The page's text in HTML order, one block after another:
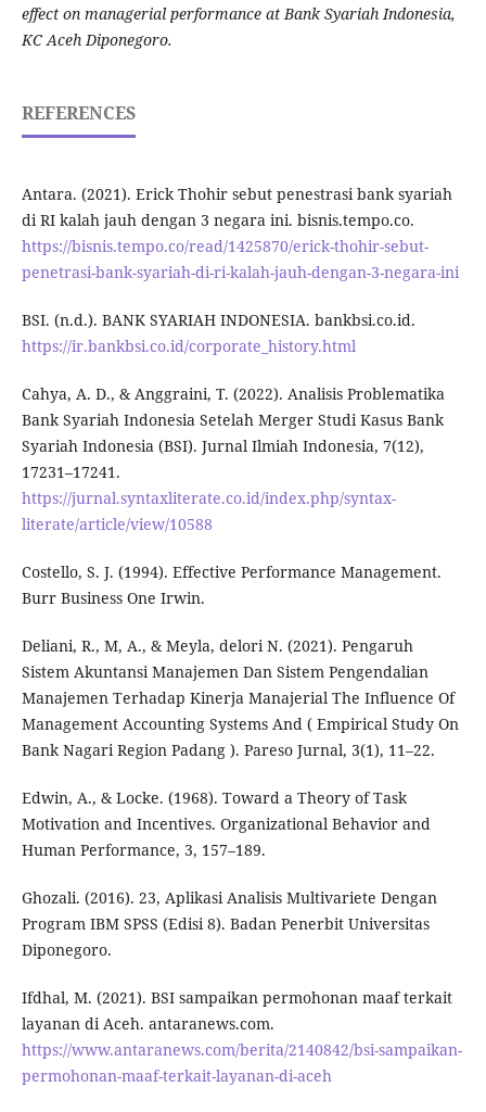
effect on managerial performance at Bank Syariah Indonesia,
KC Aceh Diponegoro.
REFERENCES
Antara. (2021). Erick Thohir sebut penestrasi bank syariah
di RI kalah jauh dengan 3 negara ini. bisnis.tempo.co.
https://bisnis.tempo.co/read/1425870/erick-thohir-sebut-
penetrasi-bank-syariah-di-ri-kalah-jauh-dengan-3-negara-ini
BSI. (n.d.). BANK SYARIAH INDONESIA. bankbsi.co.id.
https://ir.bankbsi.co.id/corporate_history.html
Cahya, A. D., & Anggraini, T. (2022). Analisis Problematika
Bank Syariah Indonesia Setelah Merger Studi Kasus Bank
Syariah Indonesia (BSI). Jurnal Ilmiah Indonesia, 7(12),
17231–17241.
https://jurnal.syntaxliterate.co.id/index.php/syntax-
literate/article/view/10588
Costello, S. J. (1994). Effective Performance Management.
Burr Business One Irwin.
Deliani, R., M, A., & Meyla, delori N. (2021). Pengaruh
Sistem Akuntansi Manajemen Dan Sistem Pengendalian
Manajemen Terhadap Kinerja Manajerial The Influence Of
Management Accounting Systems And ( Empirical Study On
Bank Nagari Region Padang ). Pareso Jurnal, 3(1), 11–22.
Edwin, A., & Locke. (1968). Toward a Theory of Task
Motivation and Incentives. Organizational Behavior and
Human Performance, 3, 157–189.
Ghozali. (2016). 23, Aplikasi Analisis Multivariete Dengan
Program IBM SPSS (Edisi 8). Badan Penerbit Universitas
Diponegoro.
Ifdhal, M. (2021). BSI sampaikan permohonan maaf terkait
layanan di Aceh. antaranews.com.
https://www.antaranews.com/berita/2140842/bsi-sampaikan-
permohonan-maaf-terkait-layanan-di-aceh